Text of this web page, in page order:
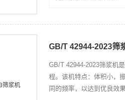
GB/T 42944-2023筛
GB/T 42944-2023筛浆机
程。该机特点：体积小，
同的频率，以达到优良效